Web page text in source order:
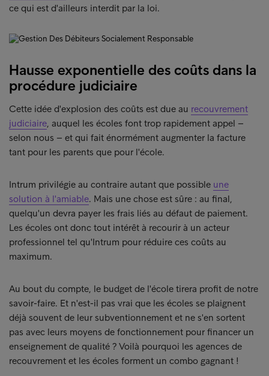
ce qui est d'ailleurs interdit par la loi.
Hausse exponentielle des coûts dans la
procédure judiciaire
Cette idée d'explosion des coûts est due au recouvrement
judiciaire , auquel les écoles font trop rapidement appel –
selon nous – et qui fait énormément augmenter la facture
tant pour les parents que pour l'école.
Intrum privilégie au contraire autant que possible une
solution à l'amiable. Mais une chose est sûre : au final,
quelqu'un devra payer les frais liés au défaut de paiement.
Les écoles ont donc tout intérêt à recourir à un acteur
professionnel tel qu'Intrum pour réduire ces coûts au
maximum.
Au bout du compte, le budget de l'école tirera profit de notre
savoir-faire. Et n'est-il pas vrai que les écoles se plaignent
déjà souvent de leur subventionnement et ne s'en sortent
pas avec leurs moyens de fonctionnement pour financer un
enseignement de qualité ? Voilà pourquoi les agences de
recouvrement et les écoles forment un combo gagnant !